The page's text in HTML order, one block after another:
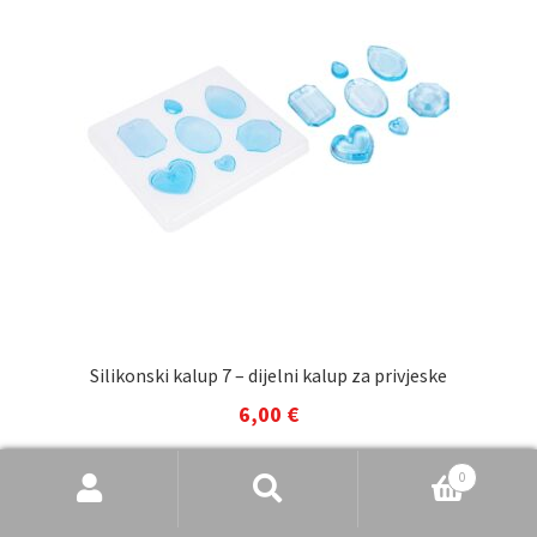
Silikonski kalup 7 – dijelni kalup za privjeske
6,00 €
Dodaj u košaricu 0